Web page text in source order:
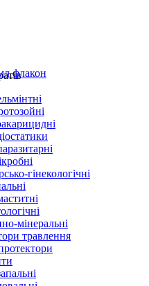
флакон
гінекологічні
мінеральні
травлення